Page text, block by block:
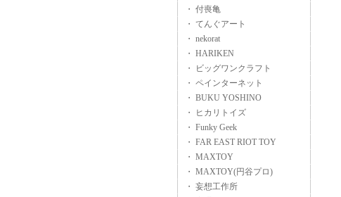
・ 付喪亀
・ てんぐアート
・ nekorat
・ HARIKEN
・ ビッグワンクラフト
・ ペインターネット
・ BUKU YOSHINO
・ ヒカリトイズ
・ Funky Geek
・ FAR EAST RIOT TOY
・ MAXTOY
・ MAXTOY(円谷プロ)
・ 妄想工作所